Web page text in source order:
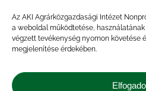
Az AKI Agrárközgazdasági Intézet
a weboldal működtetése,
végzett tevékenység nyomon követése
megjelenítése érdekében.
paradicsom piac piaci
pulyka pulykahús sertés sertéshús
szarvasmarha termelés
zöldség